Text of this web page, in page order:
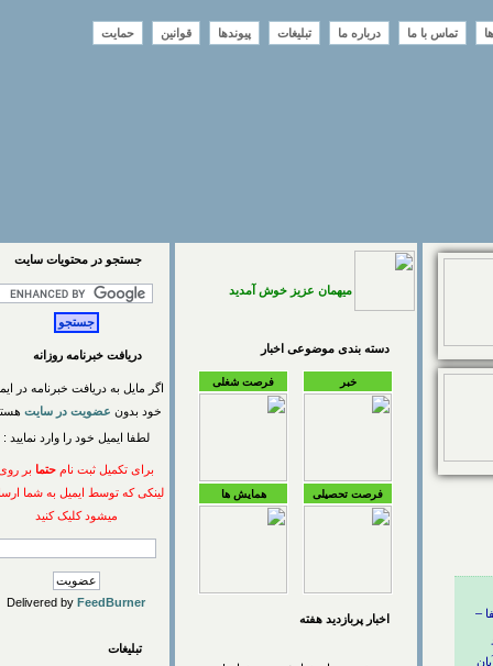
تماس با ما درباره ما تبلیغات پیوندها قوانین حمایت
میهمان عزیز خوش آمدید
دسته بندی موضوعی اخبار
فرصت شغلی
فرصت تحصیلی همایش ها
اخبار پربازديد هفته
جستجو در محتويات سايت
دریافت خبرنامه روزانه
اگر مایل به دریافت خبرنامه در ایمیل
خود بدونعضویت در سایتهستید
لطفا ایمیل خود را وارد نمایید :
برای تکمیل ثبت نام حتمابر روی
لینکی که توسط ایمیل به شما ارسال
میشود کلیک کنید
Delivered byFeedBurner
تبلیغات